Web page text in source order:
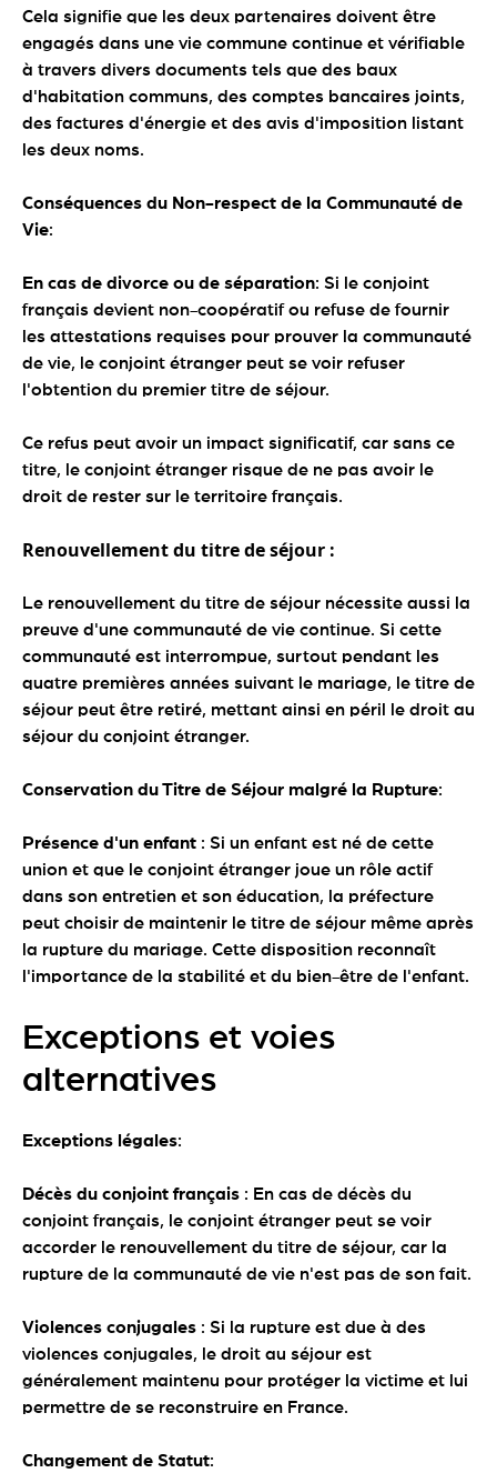
Cela signifie que les deux partenaires doivent être
engagés dans une vie commune continue et vérifiable
à travers divers documents tels que des baux
d'habitation communs, des comptes bancaires joints,
des factures d'énergie et des avis d'imposition listant
les deux noms.
Conséquences du Non-respect de la Communauté de
Vie:
En cas de divorce ou de séparation: Si le conjoint
français devient non-coopératif ou refuse de fournir
les attestations requises pour prouver la communauté
de vie, le conjoint étranger peut se voir refuser
l'obtention du premier titre de séjour.
Ce refus peut avoir un impact significatif, car sans ce
titre, le conjoint étranger risque de ne pas avoir le
droit de rester sur le territoire français.
Renouvellement du titre de séjour :
Le renouvellement du titre de séjour nécessite aussi la
preuve d'une communauté de vie continue. Si cette
communauté est interrompue, surtout pendant les
quatre premières années suivant le mariage, le titre de
séjour peut être retiré, mettant ainsi en péril le droit au
séjour du conjoint étranger.
Conservation du Titre de Séjour malgré la Rupture:
Présence d'un enfant : Si un enfant est né de cette
union et que le conjoint étranger joue un rôle actif
dans son entretien et son éducation, la préfecture
peut choisir de maintenir le titre de séjour même après
la rupture du mariage. Cette disposition reconnaît
l'importance de la stabilité et du bien-être de l'enfant.
Exceptions et voies
alternatives
Exceptions légales:
Décès du conjoint français : En cas de décès du
conjoint français, le conjoint étranger peut se voir
accorder le renouvellement du titre de séjour, car la
rupture de la communauté de vie n'est pas de son fait.
Violences conjugales : Si la rupture est due à des
violences conjugales, le droit au séjour est
généralement maintenu pour protéger la victime et lui
permettre de se reconstruire en France.
Changement de Statut: